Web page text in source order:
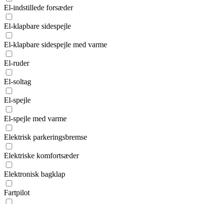
El-indstillede forsæder
El-klapbare sidespejle
El-klapbare sidespejle med varme
El-ruder
El-soltag
El-spejle
El-spejle med varme
Elektrisk parkeringsbremse
Elektriske komfortsæder
Elektronisk bagklap
Fartpilot